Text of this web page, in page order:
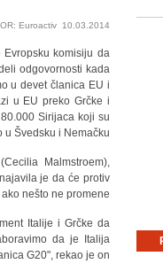
Euroactiv 10.03.2014.
Evropsku komisiju da
odgovornosti kada
u devet članica EU i
u EU preko Grčke i
Sirijaca koji su
Švedsku i Nemačku.
Malmstroem),
je da će protiv
nešto ne promene.
Italije i Grčke da
da je Italija
G20", rekao je on.